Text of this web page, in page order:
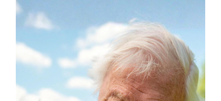
Proudly